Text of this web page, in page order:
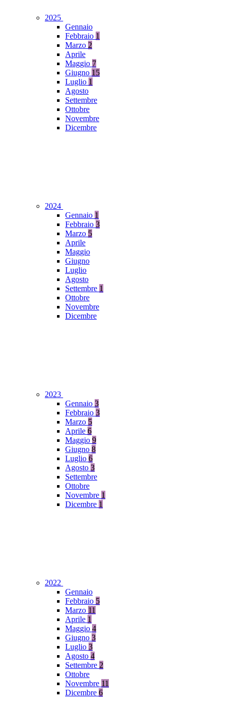
2025
Gennaio
Febbraio 1
Marzo 2
Aprile
Maggio 7
Giugno 15
Luglio 1
Agosto
Settembre
Ottobre
Novembre
Dicembre
2024
Gennaio 1
Febbraio 3
Marzo 5
Aprile
Maggio
Giugno
Luglio
Agosto
Settembre 1
Ottobre
Novembre
Dicembre
2023
Gennaio 3
Febbraio 3
Marzo 5
Aprile 6
Maggio 9
Giugno 8
Luglio 6
Agosto 3
Settembre
Ottobre
Novembre 1
Dicembre 1
2022
Gennaio
Febbraio 5
Marzo 11
Aprile 1
Maggio 4
Giugno 3
Luglio 3
Agosto 4
Settembre 2
Ottobre
Novembre 11
Dicembre 6